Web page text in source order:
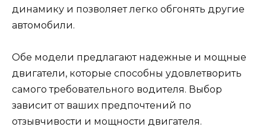
динамику и позволяет легко обгонять другие
автомобили.
Обе модели предлагают надежные и мощные
двигатели, которые способны удовлетворить
самого требовательного водителя. Выбор
зависит от ваших предпочтений по
отзывчивости и мощности двигателя.